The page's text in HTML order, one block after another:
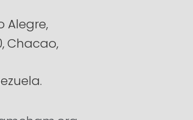
Alegre,
Chacao,